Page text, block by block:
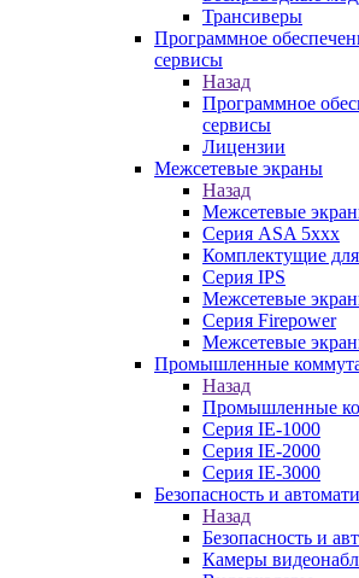
Трансиверы
Программное
сервисы
Назад
Программное
сервисы
Лицензии
Межсетевые экраны
Назад
Межсетевые
Серия ASA 5xxx
Комплектущие
Серия IPS
Межсетевые
Серия Firepower
Межсетевые
Промышленные
Назад
Промышленные
Серия IE-1000
Серия IE-2000
Серия IE-3000
Безопасность и
Назад
Безопасность и
Камеры